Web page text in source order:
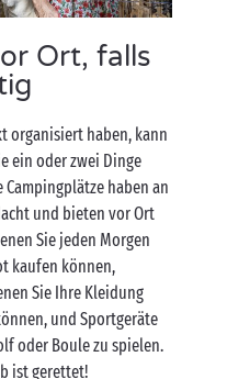
Ort, falls
organisiert haben, kann
ein oder zwei Dinge
Campingplätze haben an
und bieten vor Ort
Sie jeden Morgen
kaufen können,
Sie Ihre Kleidung
und Sportgeräte
oder Boule zu spielen.
ist gerettet!